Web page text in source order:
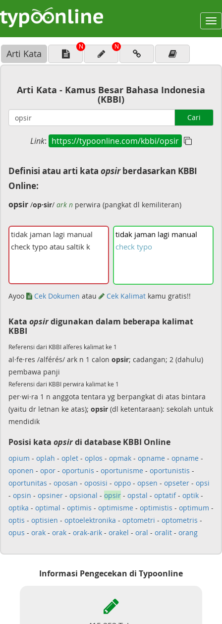
Arti Kata
N N
Arti Kata - Kamus Besar Bahasa Indonesia
(KBBI)
Cari
Link: https://typoonline.com/kbbi/opsir
Definisi atau arti kata opsirberdasarkan KBBI
Online:
opsir /op·sir/ ark n perwira (pangkat dl kemiliteran)
tidak jaman lagi manual
check typo
Ayoo Cek Dokumen atau Cek Kalimat kamu gratis!!
Kata opsirdigunakan dalam beberapa kalimat
KBBI
Referensi dari KBBI alferes kalimat ke 1
al·fe·res /alférés/ ark n 1 calon opsir; cadangan; 2 (dahulu)
pembawa panji
Referensi dari KBBI perwira kalimat ke 1
per·wi·ra 1 n anggota tentara yg berpangkat di atas bintara
(yaitu dr letnan ke atas); opsir (dl ketentaraan): sekolah untuk
mendidik
Posisi kata opsirdi database KBBI Online
opium - oplah - oplet - oplos - opmak - opname - opname -
oponen - opor - oportunis - oportunisme - oportunistis -
oportunitas - oposan - oposisi - oppo - opsen - opseter - opsi
- opsin - opsiner - opsional - opsir - opstal - optatif- optik -
optika - optimal - optimis - optimisme - optimistis - optimum -
optis - optisien - optoelektronika - optometri - optometris -
opus - orak - orak - orak-arik - orakel - oral - oralit - orang
Informasi Pengecekan di Typoonline